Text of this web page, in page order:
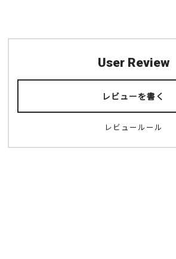
User Review
レビューを書く
レビュールール